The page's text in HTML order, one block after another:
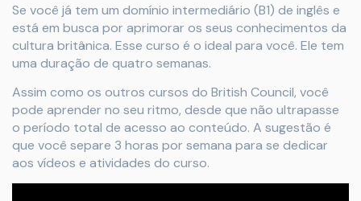
Se você já tem um domínio intermediário (B1) de inglês e
está em busca por aprimorar os seus conhecimentos da
cultura britânica. Esse curso é o ideal para você. Ele tem
uma duração de quatro semanas.
Assim como os outros cursos do British Council, você
pode aprender no seu ritmo, desde que não ultrapasse
o período total de acesso ao conteúdo. A sugestão é
que você separe 3 horas por semana para se dedicar
aos vídeos e atividades do curso.